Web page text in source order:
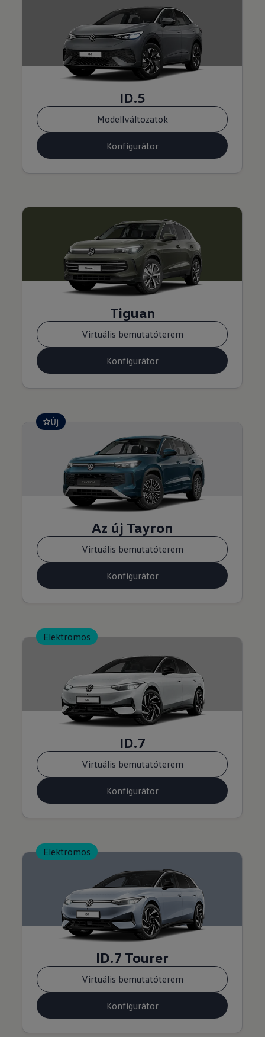
ID.5
Modellváltozatok
Konfigurátor
Tiguan
Virtuális bemutatóterem
Konfigurátor
Az új Tayron
Virtuális bemutatóterem
Konfigurátor
Új
ID.7
Virtuális bemutatóterem
Konfigurátor
Elektromos
ID.7 Tourer
Virtuális bemutatóterem
Konfigurátor
Elektromos